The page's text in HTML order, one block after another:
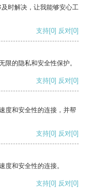
时解决，让我能够安心工
支持[0] 反对[0]
限的隐私和安全性保护。
支持[0] 反对[0]
度和安全性的连接，并帮
支持[0] 反对[0]
度和安全性的连接。
支持[0] 反对[0]